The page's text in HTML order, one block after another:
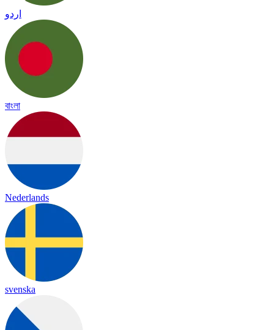
اردو
বাংলা
Nederlands
svenska